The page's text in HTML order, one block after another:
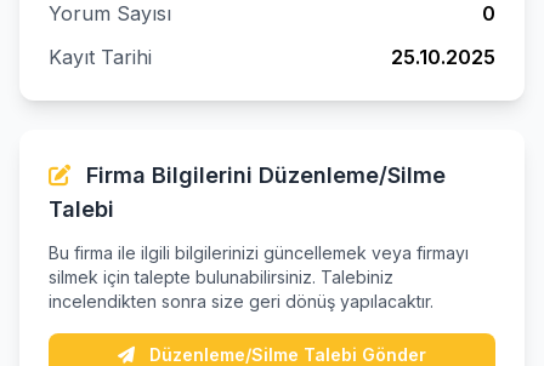
Yorum Sayısı
0
Kayıt Tarihi
25.10.2025
Firma Bilgilerini Düzenleme/Silme
Talebi
Bu firma ile ilgili bilgilerinizi güncellemek veya firmayı
silmek için talepte bulunabilirsiniz. Talebiniz
incelendikten sonra size geri dönüş yapılacaktır.
Düzenleme/Silme Talebi Gönder